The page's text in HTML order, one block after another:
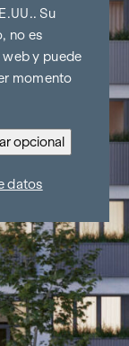
Su
no es
web y puede
momento
opcional
datos